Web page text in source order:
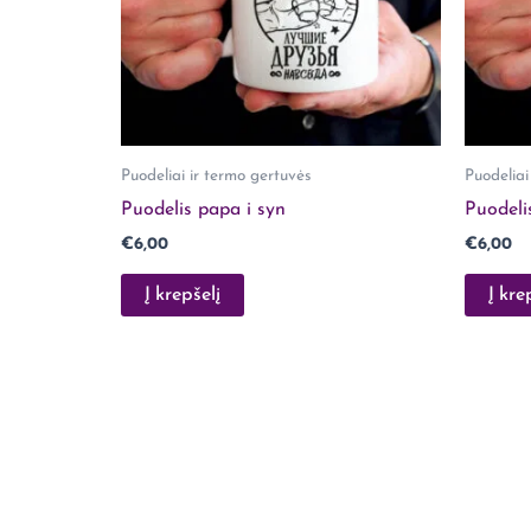
Puodeliai ir termo gertuvės
Puodelis papa i syn
€6,00
Į krepšelį
€6,00
Į